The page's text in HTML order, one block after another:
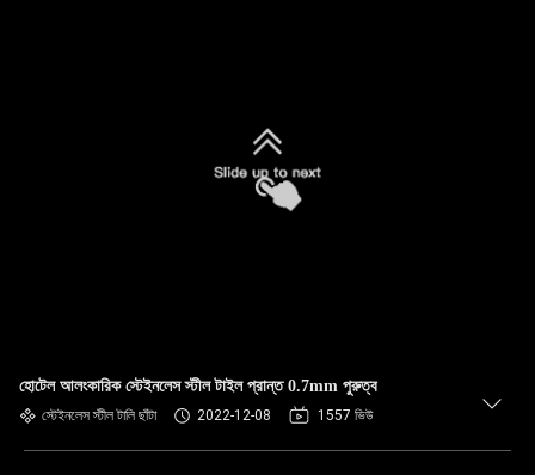
হোটেল আলংকারিক স্টেইনলেস স্টীল টাইল প্রান্ত 0.7mm পুরুত্ব
স্টেইনলেস স্টীল টালি ছাঁটা 2022-12-08 1557 ভিউ